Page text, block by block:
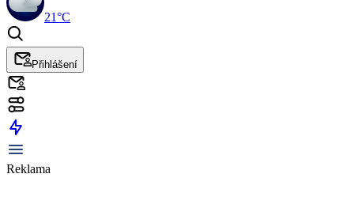
21°C
Přihlášení
Reklama